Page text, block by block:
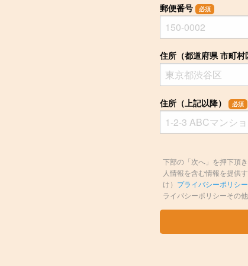
郵便番号 必須
住所（都道府県 市町
住所（上記以降） 必須
下部の「次へ」を押下頂
人情報を含む情報を提供
け） プライバシーポリシー
ライバシーポリシーその